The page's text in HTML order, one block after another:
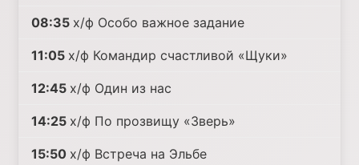
08:35 х/ф Особо важное задание
11:05 х/ф Командир счастливой «Щуки»
12:45 х/ф Один из нас
14:25 х/ф По прозвищу «Зверь»
15:50 х/ф Встреча на Эльбе